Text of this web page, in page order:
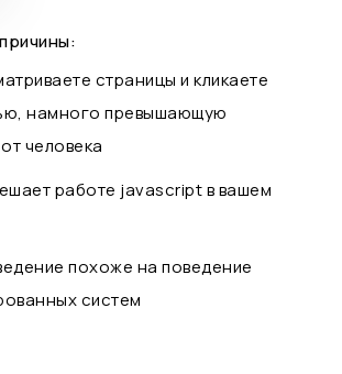
страницы и кликаете
намного превышающую
человека
работе javascript в вашем
похоже на поведение
систем